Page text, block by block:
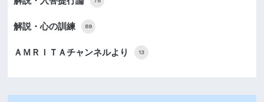
解説・心の訓練 89
ＡＭＲＩＴＡチャンネルより 13